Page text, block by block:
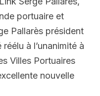
portuaire et
Pallarès président
à l’unanimité à
Villes Portuaires
nouvelle